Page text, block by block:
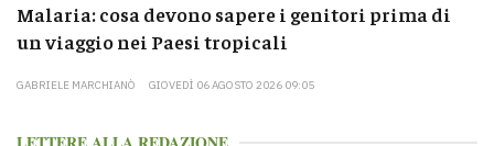
Malaria: cosa devono sapere i genitori prima di
un viaggio nei Paesi tropicali
GABRIELE MARCHIANÒ GIOVEDÌ 06 AGOSTO 2026 09:05